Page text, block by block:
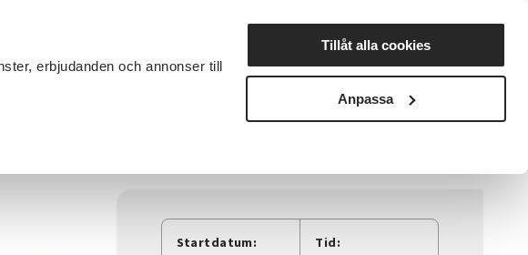
erbjudanden och annonser till
Tillåt alla cookies
Anpassa
Nyheter Avdelningar
Startdatum: Tid: